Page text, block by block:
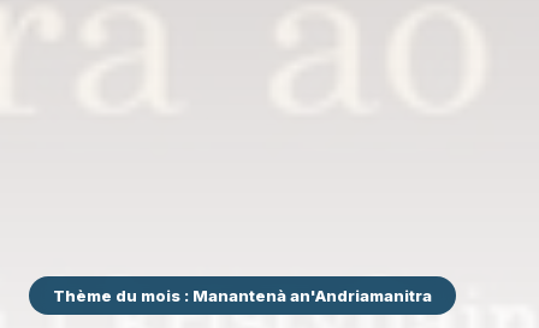
Thème du mois : Manantenà an'Andriamanitra